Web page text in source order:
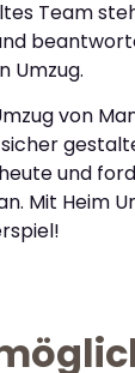
Team
Umzug.
von
und
Mit Heim